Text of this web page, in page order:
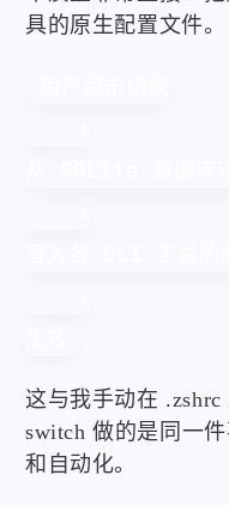
具的原生配置文件。
这与我手动在
switch 做的是同一
和自动化。